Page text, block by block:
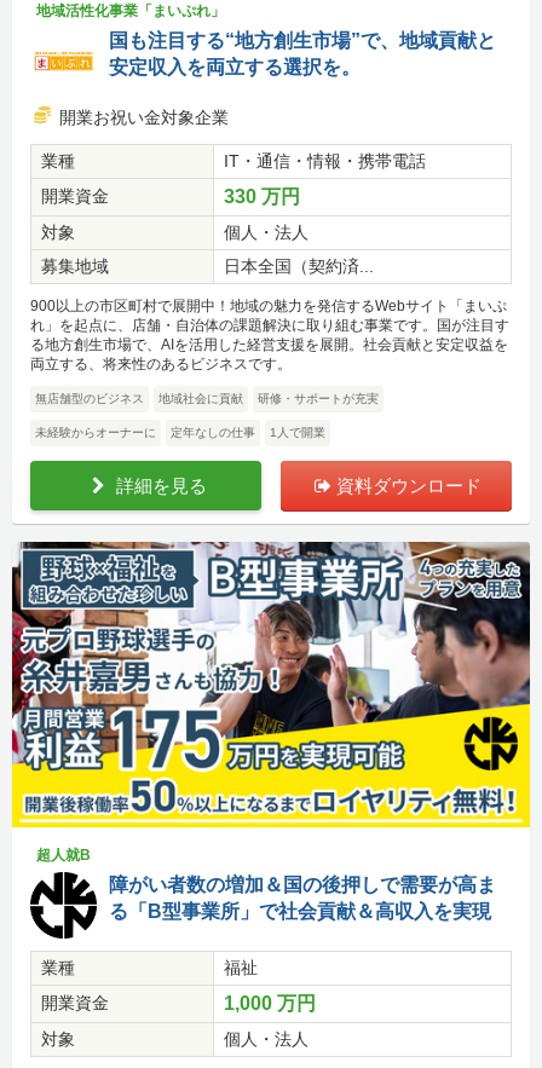
地域活性化事業「まいぷれ」
国も注目する“地方創生市場”で、地域貢献と
安定収入を両立する選択を。
開業お祝い金対象企業
業種
IT・通信・情報・携帯電話
開業資金
330 万円
対象
個人・法人
募集地域
日本全国（契約済...
900以上の市区町村で展開中！地域の魅力を発信するWebサイト「まいぷ
れ」を起点に、店舗・自治体の課題解決に取り組む事業です。国が注目す
る地方創生市場で、AIを活用した経営支援を展開。社会貢献と安定収益を
両立する、将来性のあるビジネスです。
無店舗型のビジネス 地域社会に貢献 研修・サポートが充実
未経験からオーナーに 定年なしの仕事 1人で開業
詳細を見る 資料ダウンロード
超人就B
障がい者数の増加＆国の後押しで需要が高ま
る「B型事業所」で社会貢献＆高収入を実現
業種
福祉
開業資金
1,000 万円
対象 個人・法人